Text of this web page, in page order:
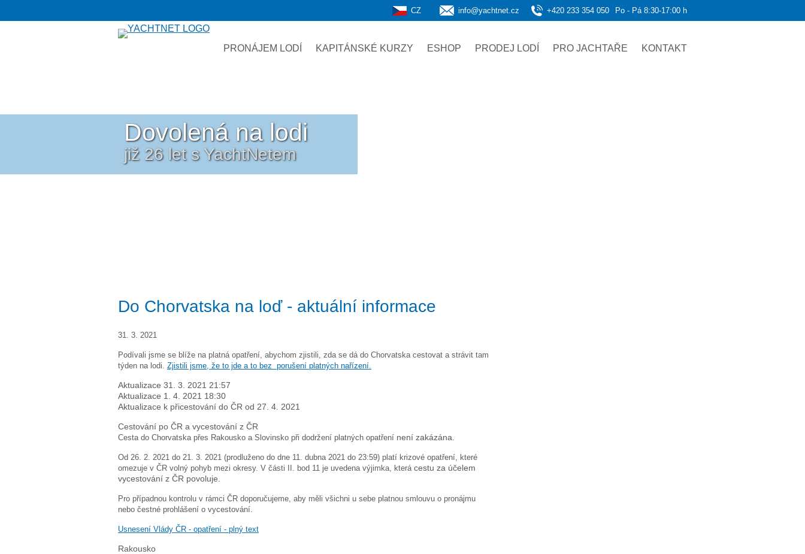
CZ info@yachtnet.cz +420 233 354 050 Po - Pá 8:30-17:00 h
PRONÁJEM LODÍ KAPITÁNSKÉ KURZY ESHOP PRODEJ LODÍ PRO JACHTAŘE KONTAKT
Dovolená na lodi
již 26 let s YachtNetem
Do Chorvatska na loď - aktuální informace
31. 3. 2021
Podívali jsme se blíže na platná opatření, abychom zjistili, zda se dá do Chorvatska cestovat a strávit tam
týden na lodi. Zjistili jsme, že to jde a to bez porušení platných nařízení.
Aktualizace 31. 3. 2021 21:57
Aktualizace 1. 4. 2021 18:30
Aktualizace k přicestování do ČR od 27. 4. 2021
Cestování po ČR a vycestování z ČR
Cesta do Chorvatska přes Rakousko a Slovinsko při dodržení platných opatření není zakázána.
Od 26. 2. 2021 do 21. 3. 2021 (prodluženo do dne 11. dubna 2021 do 23:59) platí krizové opatření, které
omezuje v ČR volný pohyb mezi okresy. V části II. bod 11 je uvedena výjimka, kterácestu za účelem
vycestování z ČR povoluje.
Pro případnou kontrolu v rámci ČR doporučujeme, aby měli všichni u sebe platnou smlouvu o pronájmu
nebo čestné prohlášení o vycestování.
Usnesení Vlády ČR - opatření - plný text
Rakousko